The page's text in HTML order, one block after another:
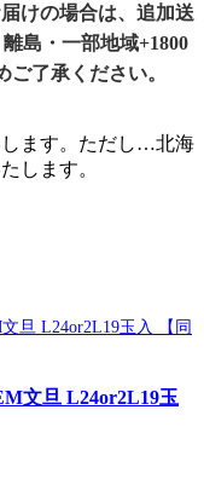
けの場合は、追加送
島・一部地域+1800
了承ください。
文旦 L24or2L19玉